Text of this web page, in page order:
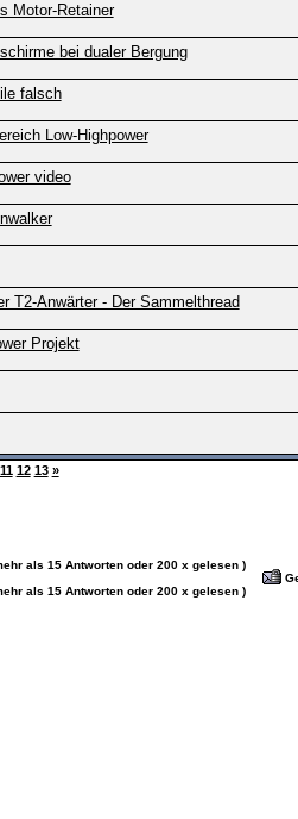
Motor-Retainer
bei dualer Bergung
falsch
Low-Highpower
video
T2-Anwärter - Der Sammelthread
Projekt
11 12 13 »
als 15 Antworten oder 200 x gelesen )
als 15 Antworten oder 200 x gelesen )